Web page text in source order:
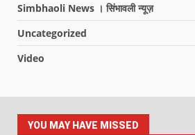
Simbhaoli News । सिंभावली न्यूज़
Uncategorized
Video
YOU MAY HAVE MISSED